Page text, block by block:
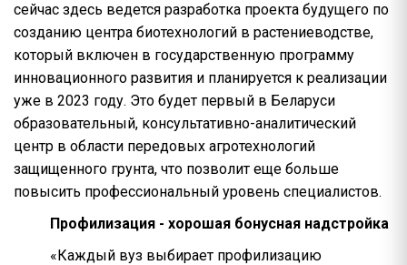
сейчас здесь ведется разработка проекта будущего по
созданию центра биотехнологий в растениеводстве,
который включен в государственную программу
инновационного развития и планируется к реализации
уже в 2023 году. Это будет первый в Беларуси
образовательный, консультативно-аналитический
центр в области передовых агротехнологий
защищенного грунта, что позволит еще больше
повысить профессиональный уровень специалистов.
Профилизация - хорошая бонусная надстройка
«Каждый вуз выбирает профилизацию